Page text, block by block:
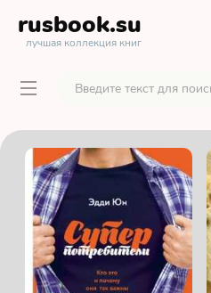
rusbook.su
лучшая коллекция книг